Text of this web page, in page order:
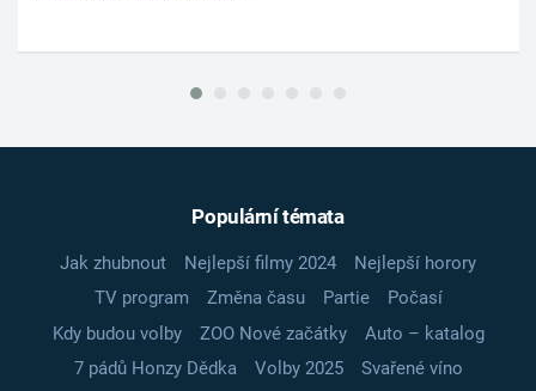
Populární témata
Jak zhubnout Nejlepší filmy 2024
Nejlepší horory
TV program
Změna času Partie
Počasí
Kdy budou volby
ZOO Nové začátky
Auto – katalog
7 pádů Honzy Dědka
Volby 2025
Svařené víno